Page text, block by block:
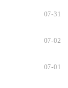
07-31
07-02
07-01